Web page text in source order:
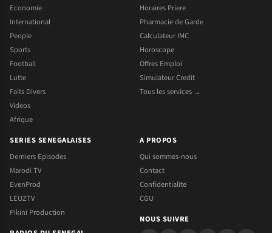
Economie
International
People
Sports
Football
Lutte
Faits Divers
Videos
Afrique
Horaires Priere
Pharmacie de Garde
Calculateur IMC
Horoscope
Offres Emploi
Simulateur Credit
Tous les services →
SERIES SENEGALAISES
Derniers Episodes
Marodi TV
EvenProd
LEUZTV
Pikini Production
A PROPOS
Qui sommes-nous
Contact
Confidentialite
CGU
NOUS SUIVRE